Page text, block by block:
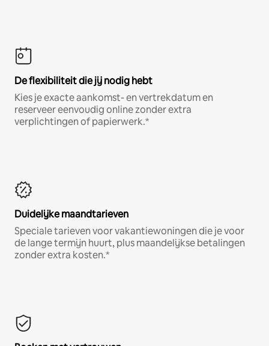
De flexibiliteit die jij nodig hebt
Kies je exacte aankomst- en vertrekdatum en
reserveer eenvoudig online zonder extra
verplichtingen of papierwerk.*
Duidelijke maandtarieven
Speciale tarieven voor vakantiewoningen die je voor
de lange termijn huurt, plus maandelijkse betalingen
zonder extra kosten.*